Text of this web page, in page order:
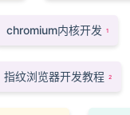
chromium内核开发 1
指纹浏览器开发教程 2